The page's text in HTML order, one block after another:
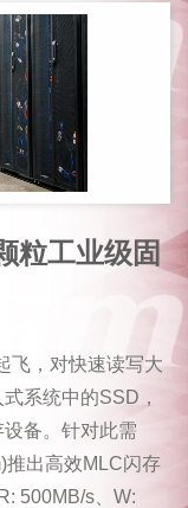
粒工业级固
飞，对快速读写大
系统中的SSD，
备。针对此需
推出高效MLC闪存
500MB/s、W: